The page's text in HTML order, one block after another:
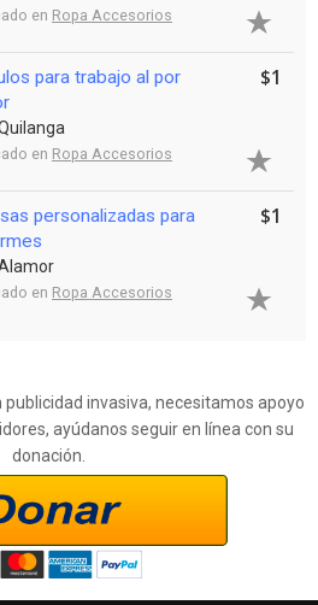
en Ropa Accesorios
para trabajo al por
Quilanga
en Ropa Accesorios
$1
personalizadas para
Alamor
en Ropa Accesorios
$1
invasiva, necesitamos apoyo
ayúdanos seguir en línea con su
donación.